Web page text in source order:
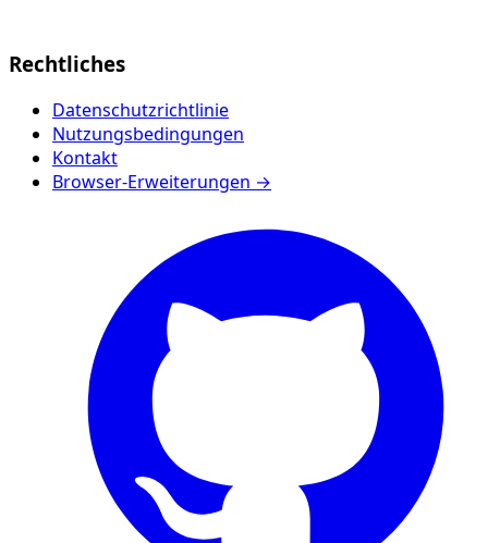
Rechtliches
Datenschutzrichtlinie
Nutzungsbedingungen
Kontakt
Browser-Erweiterungen →